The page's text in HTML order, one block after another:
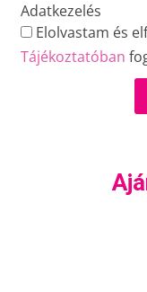
Adatkezelés
Elolvastam és
Tájékoztatóban